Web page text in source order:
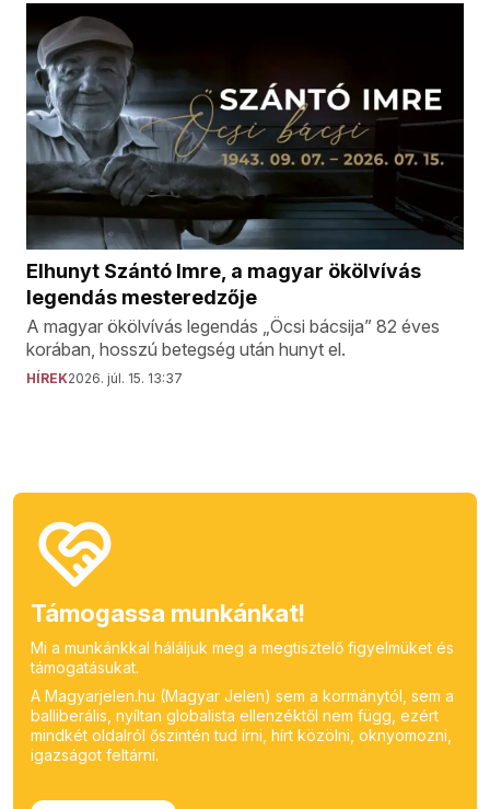
Elhunyt Szántó Imre, a magyar ökölvívás
legendás mesteredzője
A magyar ökölvívás legendás „Öcsi bácsija” 82 éves
korában, hosszú betegség után hunyt el.
HÍREK2026. júl. 15. 13:37
Támogassa munkánkat!
Mi a munkánkkal háláljuk meg a megtisztelő figyelmüket és
támogatásukat.
A Magyarjelen.hu (Magyar Jelen) sem a kormánytól, sem a
balliberális, nyíltan globalista ellenzéktől nem függ, ezért
mindkét oldalról őszintén tud írni, hírt közölni, oknyomozni,
igazságot feltárni.